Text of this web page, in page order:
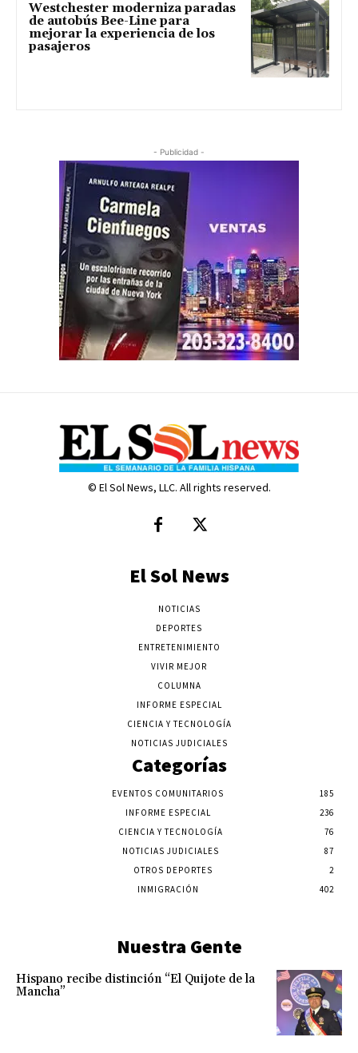
Westchester moderniza paradas
de autobús Bee-Line para
mejorar la experiencia de los
pasajeros
- Publicidad -
© El Sol News, LLC. All rights reserved.
El Sol News
NOTICIAS
DEPORTES
ENTRETENIMIENTO
VIVIR MEJOR
COLUMNA
INFORME ESPECIAL
CIENCIA Y TECNOLOGÍA
NOTICIAS JUDICIALES
Categorías
EVENTOS COMUNITARIOS
185
INFORME ESPECIAL
236
CIENCIA Y TECNOLOGÍA
76
NOTICIAS JUDICIALES
87
OTROS DEPORTES
2
INMIGRACIÓN
402
Nuestra Gente
Hispano recibe distinción “El Quijote de la
Mancha”